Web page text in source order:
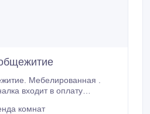
Мебелированная .
комнат